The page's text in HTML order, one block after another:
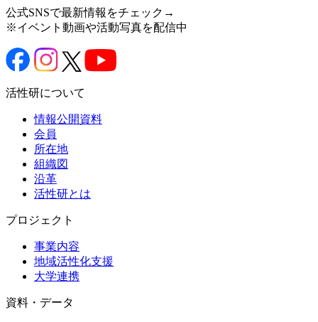
公式SNSで最新情報をチェック→
※イベント動画や活動写真を配信中
活性研について
情報公開資料
会員
所在地
組織図
沿革
活性研とは
プロジェクト
事業内容
地域活性化支援
大学連携
資料・データ